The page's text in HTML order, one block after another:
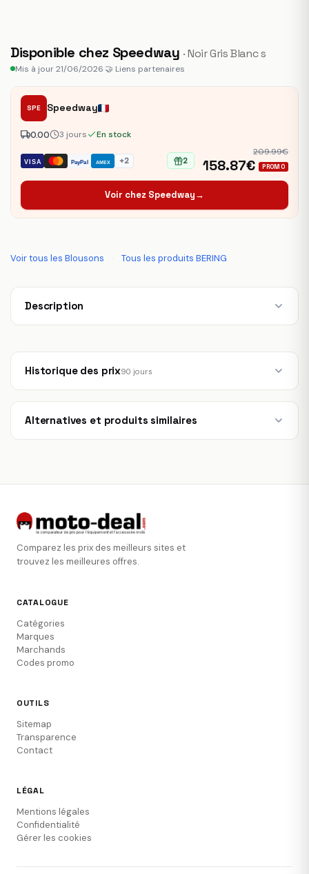
Disponible chez Speedway · Noir Gris Blanc s
Mis à jour 21/06/2026🤝 Liens partenaires
SPE Speedway
VISA PayPal AMEX +2
0.00 3 jours En stock
2
209.99€
158.87€ PROMO
Voir chez Speedway→
Voir tous les Blousons · Tous les produits BERING
Description
Historique des prix90 jours
Alternatives et produits similaires
Comparez les prix des meilleurs sites et
trouvez les meilleures offres.
CATALOGUE
Catégories
Marques
Marchands
Codes promo
OUTILS
Sitemap
Transparence
Contact
LÉGAL
Mentions légales
Confidentialité
Gérer les cookies